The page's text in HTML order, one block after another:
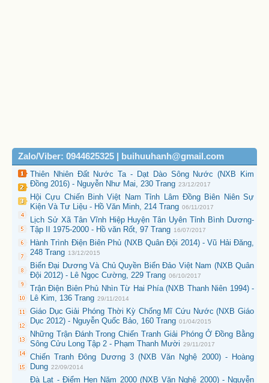
Zalo/Viber: 0944625325 | buihuuhanh@gmail.com
Thiên Nhiên Đất Nước Ta - Dạt Dào Sông Nước (NXB Kim
Đồng 2016) - Nguyễn Như Mai, 230 Trang 23/12/2017
Hội Cựu Chiến Binh Việt Nam Tỉnh Lâm Đồng Biên Niên Sự
Kiện Và Tư Liệu - Hồ Văn Minh, 214 Trang 06/11/2017
Lịch Sử Xã Tân Vĩnh Hiệp Huyện Tân Uyên Tỉnh Bình Dương-
Tập II 1975-2000 - Hồ văn Rốt, 97 Trang 16/07/2017
Hành Trình Điện Biên Phủ (NXB Quân Đội 2014) - Vũ Hải Đăng,
248 Trang 13/12/2015
Biển Đại Dương Và Chủ Quyền Biển Đảo Việt Nam (NXB Quân
Đội 2012) - Lê Ngọc Cường, 229 Trang 06/10/2017
Trận Điện Biên Phủ Nhìn Từ Hai Phía (NXB Thanh Niên 1994) -
Lê Kim, 136 Trang 29/11/2014
Giáo Dục Giải Phóng Thời Kỳ Chống Mĩ Cứu Nước (NXB Giáo
Dục 2012) - Nguyễn Quốc Bảo, 160 Trang 01/04/2015
Những Trận Đánh Trong Chiến Tranh Giải Phóng Ở Đồng Bằng
Sông Cửu Long Tập 2 - Phạm Thanh Mười 29/11/2017
Chiến Tranh Đông Dương 3 (NXB Văn Nghệ 2000) - Hoàng
Dung 22/09/2014
Đà Lạt - Điểm Hẹn Năm 2000 (NXB Văn Nghệ 2000) - Nguyễn